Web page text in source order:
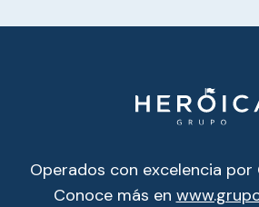
Operados con excelencia por
Conoce más en